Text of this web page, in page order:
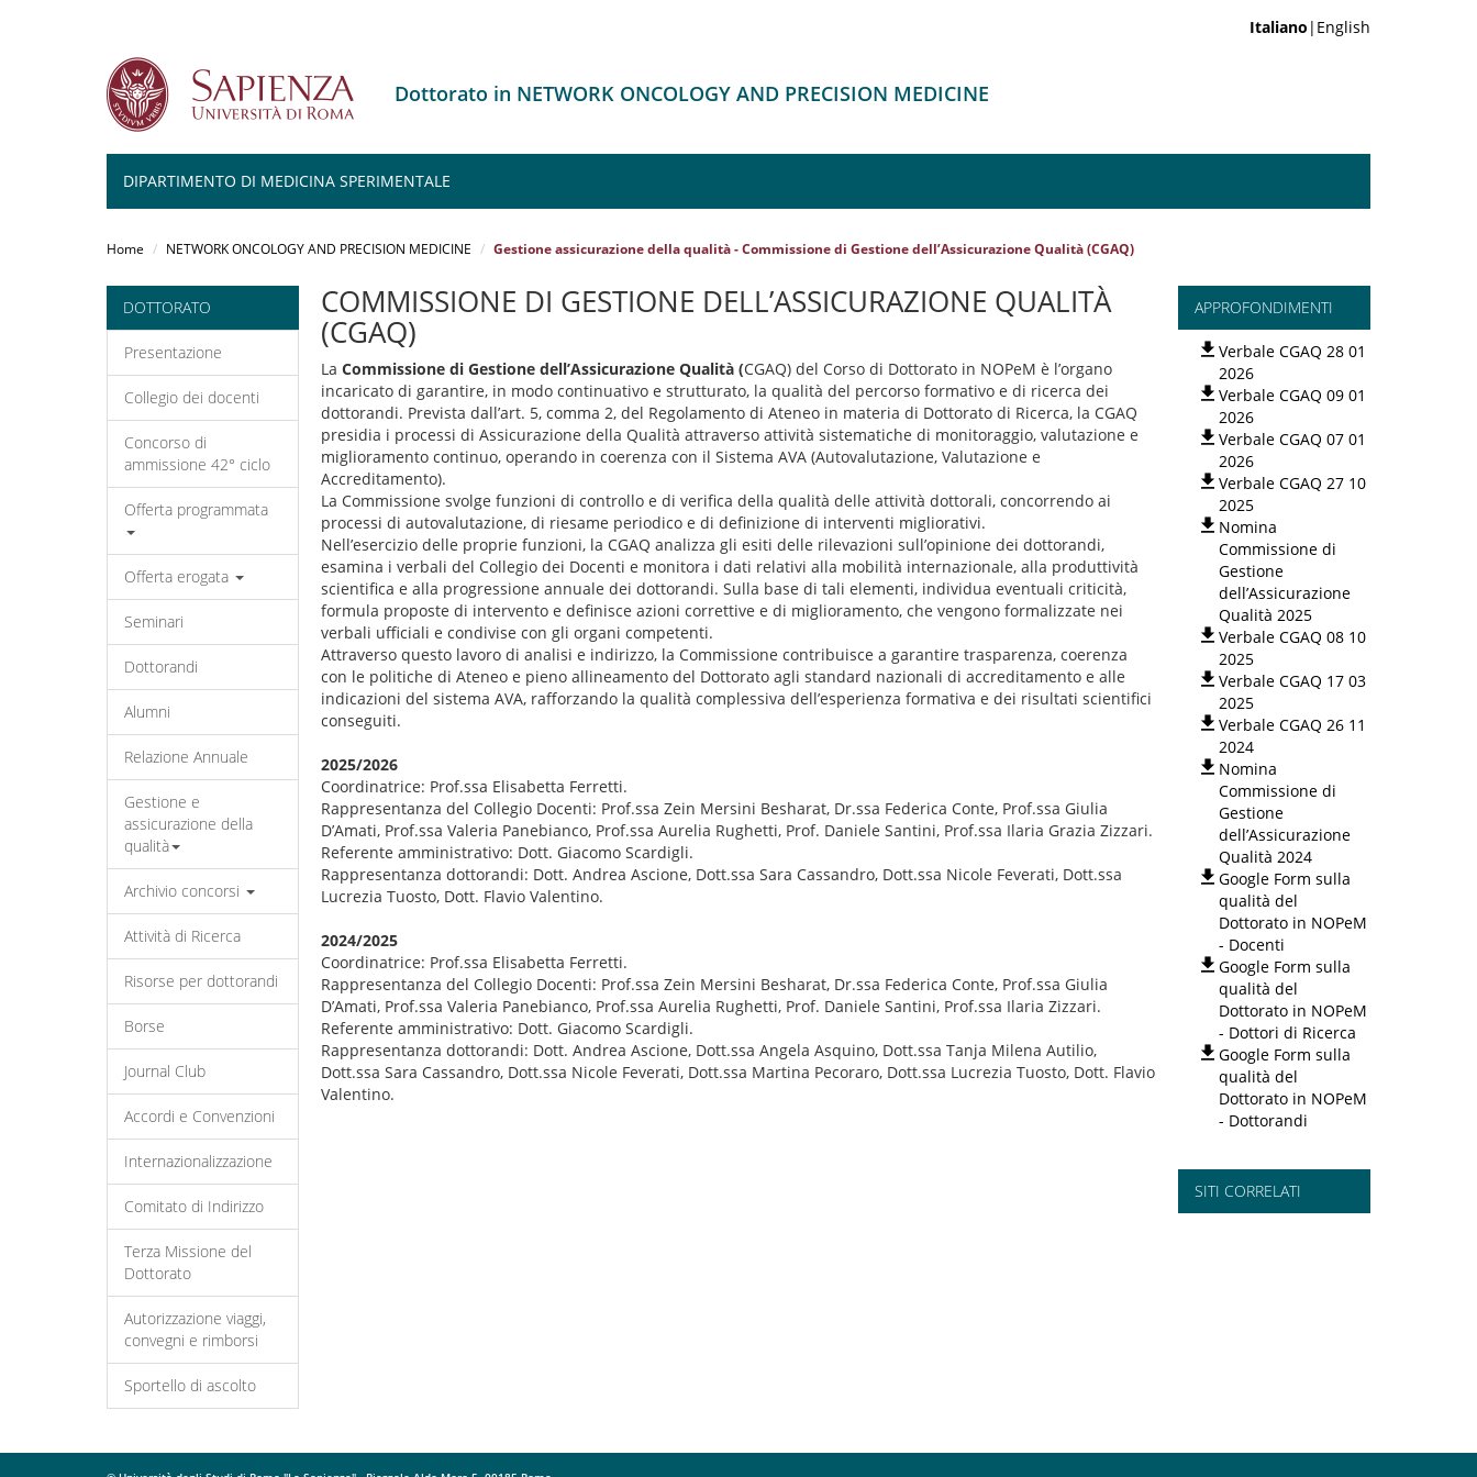
Italiano |English
Dottorato in NETWORK ONCOLOGY AND PRECISION MEDICINE
DIPARTIMENTO DI MEDICINA SPERIMENTALE
Home NETWORK ONCOLOGY AND PRECISION MEDICINE Gestione assicurazione della qualità - Commissione di Gestione dell’Assicurazione Qualità (CGAQ)
DOTTORATO
Presentazione
Collegio dei docenti
Concorso di
ammissione 42° ciclo
Offerta programmata
Offerta erogata
Seminari
Dottorandi
Alumni
Relazione Annuale
Gestione e
assicurazione della
qualità
Archivio concorsi
Attività di Ricerca
Risorse per dottorandi
Borse
Journal Club
Accordi e Convenzioni
Internazionalizzazione
Comitato di Indirizzo
Terza Missione del
Dottorato
Autorizzazione viaggi,
convegni e rimborsi
Sportello di ascolto
COMMISSIONE DI GESTIONE DELL’ASSICURAZIONE QUALITÀ
(CGAQ)
La Commissione di Gestione dell’Assicurazione Qualità (CGAQ) del Corso di Dottorato in NOPeM è l’organo
incaricato di garantire, in modo continuativo e strutturato, la qualità del percorso formativo e di ricerca dei
dottorandi. Prevista dall’art. 5, comma 2, del Regolamento di Ateneo in materia di Dottorato di Ricerca, la CGAQ
presidia i processi di Assicurazione della Qualità attraverso attività sistematiche di monitoraggio, valutazione e
miglioramento continuo, operando in coerenza con il Sistema AVA (Autovalutazione, Valutazione e
Accreditamento).
La Commissione svolge funzioni di controllo e di verifica della qualità delle attività dottorali, concorrendo ai
processi di autovalutazione, di riesame periodico e di definizione di interventi migliorativi.
Nell’esercizio delle proprie funzioni, la CGAQ analizza gli esiti delle rilevazioni sull’opinione dei dottorandi,
esamina i verbali del Collegio dei Docenti e monitora i dati relativi alla mobilità internazionale, alla produttività
scientifica e alla progressione annuale dei dottorandi. Sulla base di tali elementi, individua eventuali criticità,
formula proposte di intervento e definisce azioni correttive e di miglioramento, che vengono formalizzate nei
verbali ufficiali e condivise con gli organi competenti.
Attraverso questo lavoro di analisi e indirizzo, la Commissione contribuisce a garantire trasparenza, coerenza
con le politiche di Ateneo e pieno allineamento del Dottorato agli standard nazionali di accreditamento e alle
indicazioni del sistema AVA, rafforzando la qualità complessiva dell’esperienza formativa e dei risultati scientifici
conseguiti.
2025/2026
Coordinatrice: Prof.ssa Elisabetta Ferretti.
Rappresentanza del Collegio Docenti: Prof.ssa Zein Mersini Besharat, Dr.ssa Federica Conte, Prof.ssa Giulia
D’Amati, Prof.ssa Valeria Panebianco, Prof.ssa Aurelia Rughetti, Prof. Daniele Santini, Prof.ssa Ilaria Grazia Zizzari.
Referente amministrativo: Dott. Giacomo Scardigli.
Rappresentanza dottorandi: Dott. Andrea Ascione, Dott.ssa Sara Cassandro, Dott.ssa Nicole Feverati, Dott.ssa
Lucrezia Tuosto, Dott. Flavio Valentino.
2024/2025
Coordinatrice: Prof.ssa Elisabetta Ferretti.
Rappresentanza del Collegio Docenti: Prof.ssa Zein Mersini Besharat, Dr.ssa Federica Conte, Prof.ssa Giulia
D’Amati, Prof.ssa Valeria Panebianco, Prof.ssa Aurelia Rughetti, Prof. Daniele Santini, Prof.ssa Ilaria Zizzari.
Referente amministrativo: Dott. Giacomo Scardigli.
Rappresentanza dottorandi: Dott. Andrea Ascione, Dott.ssa Angela Asquino, Dott.ssa Tanja Milena Autilio,
Dott.ssa Sara Cassandro, Dott.ssa Nicole Feverati, Dott.ssa Martina Pecoraro, Dott.ssa Lucrezia Tuosto, Dott. Flavio
Valentino.
APPROFONDIMENTI
Verbale CGAQ 28 01
2026
Verbale CGAQ 09 01
2026
Verbale CGAQ 07 01
2026
Verbale CGAQ 27 10
2025
Nomina
Commissione di
Gestione
dell’Assicurazione
Qualità 2025
Verbale CGAQ 08 10
2025
Verbale CGAQ 17 03
2025
Verbale CGAQ 26 11
2024
Nomina
Commissione di
Gestione
dell’Assicurazione
Qualità 2024
Google Form sulla
qualità del
Dottorato in NOPeM
- Docenti
Google Form sulla
qualità del
Dottorato in NOPeM
- Dottori di Ricerca
Google Form sulla
qualità del
Dottorato in NOPeM
- Dottorandi
SITI CORRELATI